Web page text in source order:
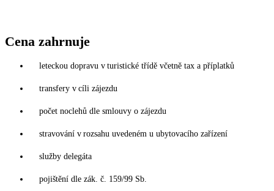
Cena zahrnuje
leteckou dopravu v turistické třídě včetně tax a příplatků
transfery v cíli zájezdu
počet noclehů dle smlouvy o zájezdu
stravování v rozsahu uvedeném u ubytovacího zařízení
služby delegáta
pojištění dle zák. č. 159/99 Sb.